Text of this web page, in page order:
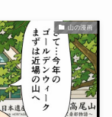
山の漫画